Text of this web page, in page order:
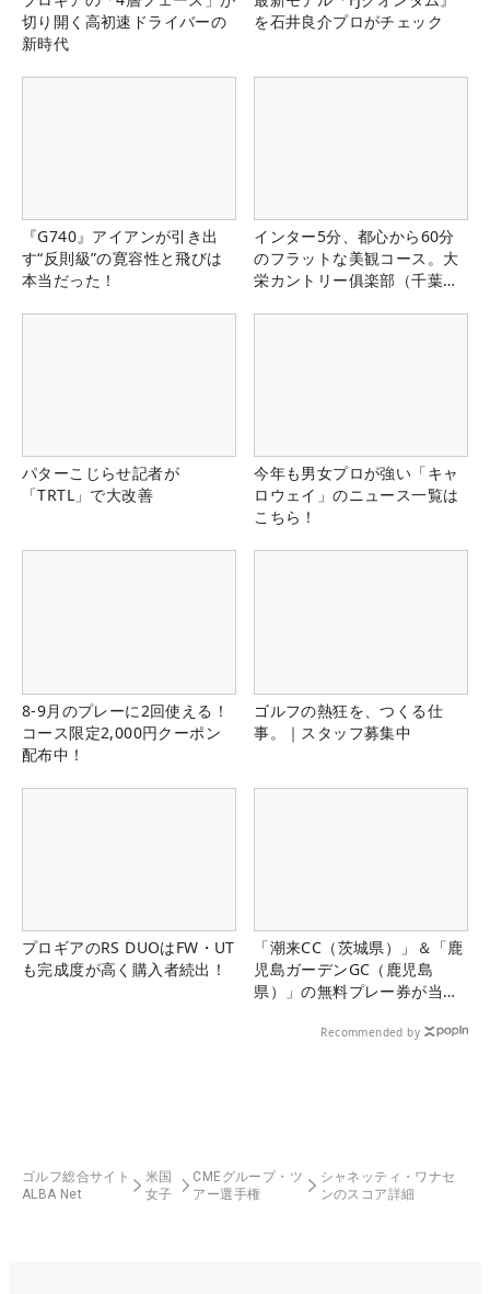
切り開く高初速ドライバーの
新時代
を石井良介プロがチェック
『G740』アイアンが引き出
す“反則級”の寛容性と飛びは
本当だった！
インター5分、都心から60分
のフラットな美観コース。大
栄カントリー俱楽部（千葉
パターこじらせ記者が
「TRTL」で大改善
今年も男女プロが強い「キャ
ロウェイ」のニュース一覧は
こちら！
8-9月のプレーに2回使える！
コース限定2,000円クーポン
配布中！
ゴルフの熱狂を、つくる仕
事。｜スタッフ募集中
プロギアのRS DUOはFW・UT
も完成度が高く購入者続出！
「潮来CC（茨城県）」＆「鹿
児島ガーデンGC（鹿児島
県）」の無料プレー券が当た
Recommended by
ゴルフ総合サイト
ALBA Net
米国
女子
CMEグループ・ツ
アー選手権
シャネッティ・ワナセ
ンのスコア詳細